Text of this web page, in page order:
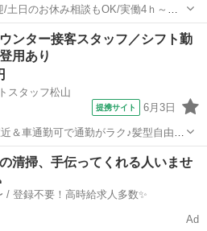
/土日のお休み相談もOK/実働4ｈ～相
◆◆ お仕事内容
ンター接客スタッフ／シフト勤
用あり
スタッフ松山
提携サイト 6月3日
＆車通勤可で通勤がラク♪髪型自由の
清掃、手伝ってくれる人いませ
日給例1万円〜 / 登録不要！高時給求人多数✨
Ad